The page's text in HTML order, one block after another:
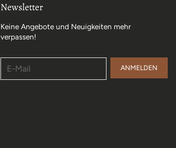
Newsletter
Keine Angebote und Neuigkeiten mehr
verpassen!
ANMELDEN